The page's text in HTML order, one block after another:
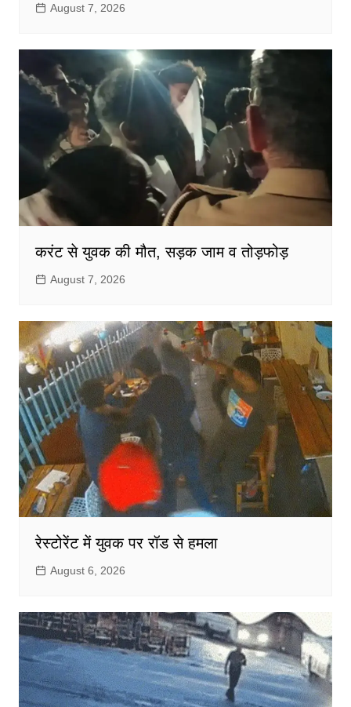
August 7, 2026
करंट से युवक की मौत, सड़क जाम व तोड़फोड़
August 7, 2026
रेस्टोरेंट में युवक पर रॉड से हमला
August 6, 2026